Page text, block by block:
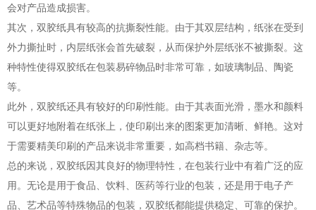
会对产品造成损害。
其次，双胶纸具有较高的抗撕裂性能。由于其双层结构，纸张在受到
外力撕扯时，内层纸张会首先破裂，从而保护外层纸张不被撕裂。这
种特性使得双胶纸在包装易碎物品时非常可靠，如玻璃制品、陶瓷
等。
此外，双胶纸还具有较好的印刷性能。由于其表面光滑，墨水和颜料
可以更好地附着在纸张上，使印刷出来的图案更加清晰、鲜艳。这对
于需要精美印刷的产品来说非常重要，如高档书籍、杂志等。
总的来说，双胶纸因其良好的物理特性，在包装行业中有着广泛的应
用。无论是用于食品、饮料、医药等行业的包装，还是用于电子产
品、艺术品等特殊物品的包装，双胶纸都能提供稳定、可靠的保护。